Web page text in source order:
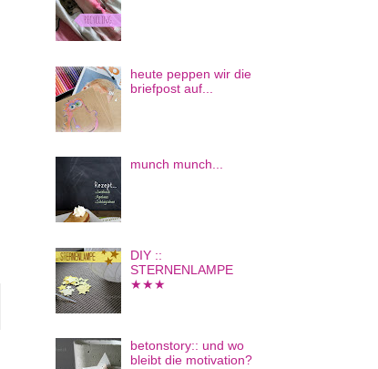
heute peppen wir die
briefpost auf...
munch munch...
DIY ::
STERNENLAMPE
★★★
betonstory:: und wo
bleibt die motivation?